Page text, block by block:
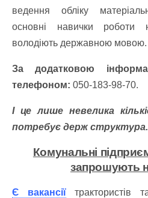
ведення обліку
основні навички роботи
володіють державною мовою.
За додатковою
телефоном: 050-183-98-70.
І це лише невелика
потребує держ структура.
Комунальні
запрошують
Є вакансіїтрактористів